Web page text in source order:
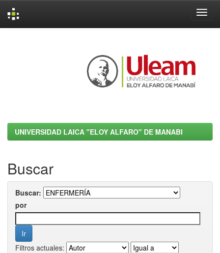
UNIVERSIDAD LAICA "ELOY ALFARO" DE MANABI
Buscar
Buscar:
por
Filtros actuales: